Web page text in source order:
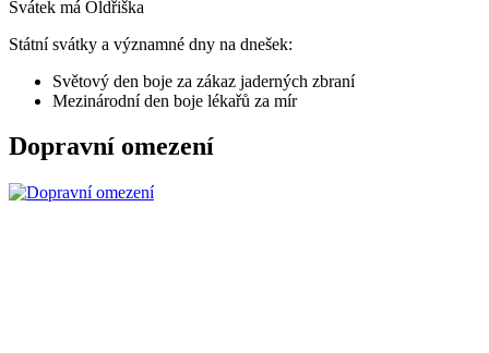
Svátek má Oldřiška
Státní svátky a významné dny na dnešek:
Světový den boje za zákaz jaderných zbraní
Mezinárodní den boje lékařů za mír
Dopravní omezení